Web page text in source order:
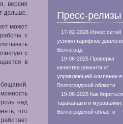
версия
дальше.
может
с
с
в
над
что
Пресс-релизы
17-02-2026 Износ сетей
усилил тарифное
Волгоград
19-06-2025 Проверка
качества ремонта от
управляющей компании в
Волгоградской области
19-06-2025 Как
тараканами и муравьями
Волгоградской области